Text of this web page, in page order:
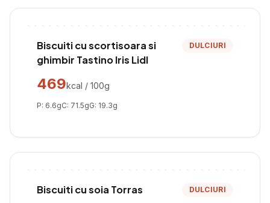
Biscuiti cu scortisoara si
ghimbir Tastino Iris Lidl
DULCIURI
469kcal / 100g
P: 6.6gC: 71.5gG: 19.3g
Biscuiti cu soia Torras DULCIURI